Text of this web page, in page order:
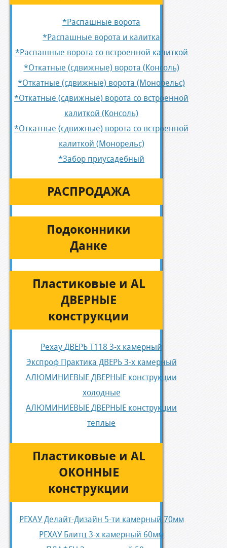
*Распашные ворота
*Распашные ворота и калитка
*Распашные ворота со встроенной калиткой
*Откатные (сдвижные) ворота (Консоль)
*Откатные (сдвижные) ворота (Монорельс)
*Откатные (сдвижные) ворота со встроенной
калиткой (Консоль)
*Откатные (сдвижные) ворота со встроенной
калиткой (Монорельс)
*Забор приусадебный
РАСПРОДАЖА
Подоконники
Данке
Пластиковые и AL
ДВЕРНЫЕ
конструкции
Рехау ДВЕРЬ Т118 3-х камерный
Экспроф Практика ДВЕРЬ 3-х камерный
АЛЮМИНИЕВЫЕ ДВЕРНЫЕ конструкции
холодные
АЛЮМИНИЕВЫЕ ДВЕРНЫЕ конструкции
теплые
Пластиковые и AL
ОКОННЫЕ
конструкции
РЕХАУ Делайт-Дизайн 5-ти камерный 70мм
РЕХАУ Блитц 3-х камерный 60мм